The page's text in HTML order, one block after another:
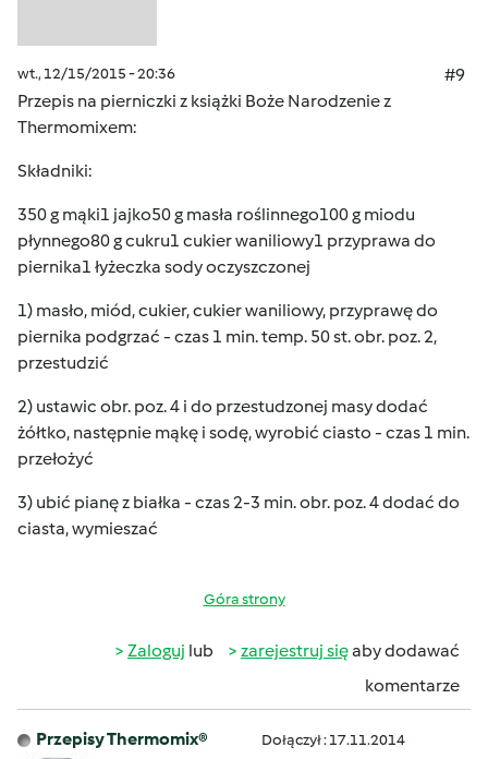
wt., 12/15/2015 - 20:36
#9
Przepis na pierniczki z książki Boże Narodzenie z
Thermomixem:
Składniki:
350 g mąki1 jajko50 g masła roślinnego100 g miodu
płynnego80 g cukru1 cukier waniliowy1 przyprawa do
piernika1 łyżeczka sody oczyszczonej
1) masło, miód, cukier, cukier waniliowy, przyprawę do
piernika podgrzać - czas 1 min. temp. 50 st. obr. poz. 2,
przestudzić
2) ustawic obr. poz. 4 i do przestudzonej masy dodać
żółtko, następnie mąkę i sodę, wyrobić ciasto - czas 1 min.
przełożyć
3) ubić pianę z białka - czas 2-3 min. obr. poz. 4 dodać do
ciasta, wymieszać
Góra strony
Zaloguj lub zarejestruj sięaby dodawać
komentarze
Przepisy Thermomix® Dołączył : 17.11.2014